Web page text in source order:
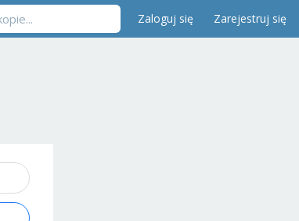
Zaloguj się Zarejestruj się